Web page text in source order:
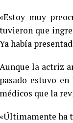
«Estoy muy
tuvieron que
Ya había
Aunque la actriz
pasado estuvo
médicos que la
«Últimamente ha